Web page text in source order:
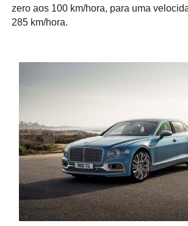
zero aos 100 km/hora, para uma
285 km/hora.